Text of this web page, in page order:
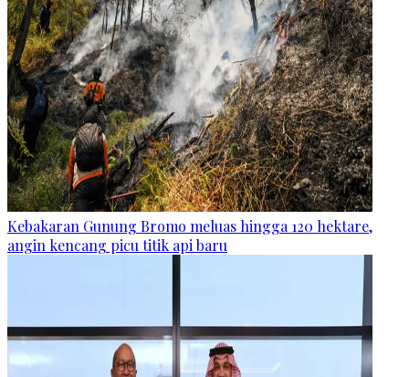
Kebakaran Gunung Bromo meluas hingga 120 hektare,
angin kencang picu titik api baru